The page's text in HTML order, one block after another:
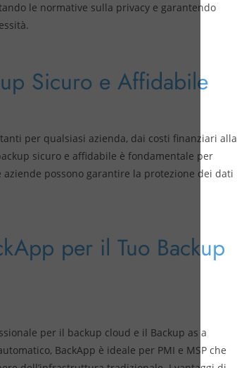
le normative sulla privacy e garantendo
Sicuro e Affidabile
per qualsiasi azienda, dai costi finanziari alla
sicuro e affidabile è fondamentale per
possono garantire la protezione dei dati
per il Tuo Backup
per il backup cloud e il Backup as a
BackApp è ideale per PMI e MSP che